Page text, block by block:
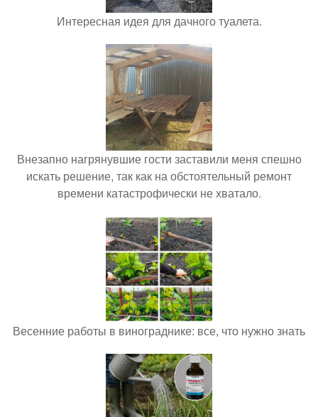
Интересная идея для дачного туалета.
Внезапно нагрянувшие гости заставили меня спешно
искать решение, так как на обстоятельный ремонт
времени катастрофически не хватало.
Весенние работы в винограднике: все, что нужно знать